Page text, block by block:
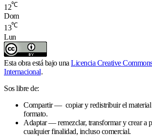
12℃
Dom
13℃
Lun
Esta obra está bajo una Licencia Creative
Internacional.
Sos libre de:
Compartir — copiar y redistribuir el material
formato.
Adaptar — remezclar, transformar y crear a
cualquier finalidad, incluso comercial.